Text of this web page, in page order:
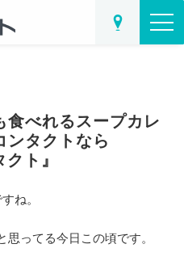
食べれるスープカレ
タクトなら
ト』
ね。
ってる今日この頃です。